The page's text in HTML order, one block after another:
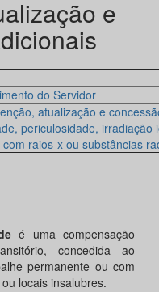
e
do Servidor
atualização e
periculosidade, irradiação
raios-x ou substâncias
é uma compensação
concedida ao
permanente ou com
locais insalubres.